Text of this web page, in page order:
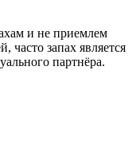
и не приемлем
часто запах является
партнёра.